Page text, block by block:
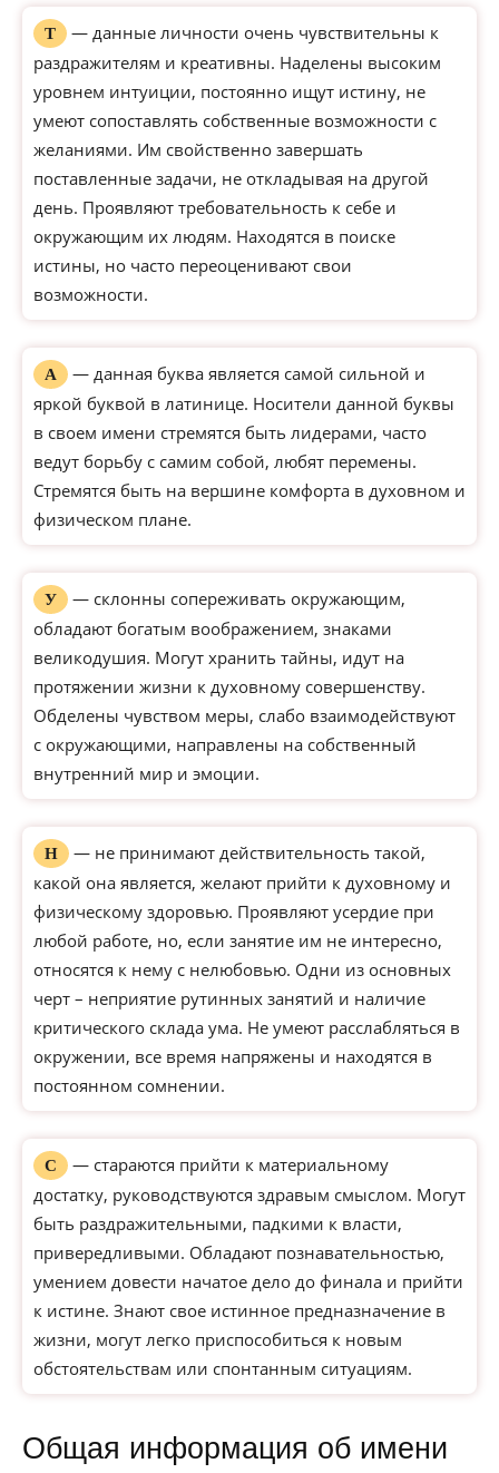
Т
— данные личности очень чувствительны к
раздражителям и креативны. Наделены высоким
уровнем интуиции, постоянно ищут истину, не
умеют сопоставлять собственные возможности с
желаниями. Им свойственно завершать
поставленные задачи, не откладывая на другой
день. Проявляют требовательность к себе и
окружающим их людям. Находятся в поиске
истины, но часто переоценивают свои
возможности.
А
— данная буква является самой сильной и
яркой буквой в латинице. Носители данной буквы
в своем имени стремятся быть лидерами, часто
ведут борьбу с самим собой, любят перемены.
Стремятся быть на вершине комфорта в духовном и
физическом плане.
У
— склонны сопереживать окружающим,
обладают богатым воображением, знаками
великодушия. Могут хранить тайны, идут на
протяжении жизни к духовному совершенству.
Обделены чувством меры, слабо взаимодействуют
с окружающими, направлены на собственный
внутренний мир и эмоции.
Н
— не принимают действительность такой,
какой она является, желают прийти к духовному и
физическому здоровью. Проявляют усердие при
любой работе, но, если занятие им не интересно,
относятся к нему с нелюбовью. Одни из основных
черт – неприятие рутинных занятий и наличие
критического склада ума. Не умеют расслабляться в
окружении, все время напряжены и находятся в
постоянном сомнении.
С
— стараются прийти к материальному
достатку, руководствуются здравым смыслом. Могут
быть раздражительными, падкими к власти,
привередливыми. Обладают познавательностью,
умением довести начатое дело до финала и прийти
к истине. Знают свое истинное предназначение в
жизни, могут легко приспособиться к новым
обстоятельствам или спонтанным ситуациям.
Общая информация об имени